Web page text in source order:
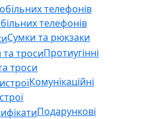
телефонів
Сумки та рюкзаки
Протиугінні
троси
Комунікаційні
Подарункові